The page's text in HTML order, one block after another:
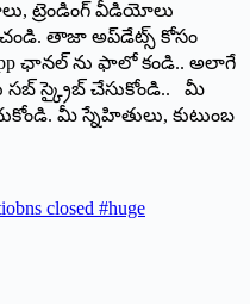
ట్రెండింగ్ వీడియోలు
తాజా అప్‌డేట్స్ కోసం
ఛానల్ ను ఫాలో కండి.. అలాగే
సబ్ స్క్రైబ్ చేసుకోండి.. మీ
మీ స్నేహితులు, కుటుంబ
closed #huge